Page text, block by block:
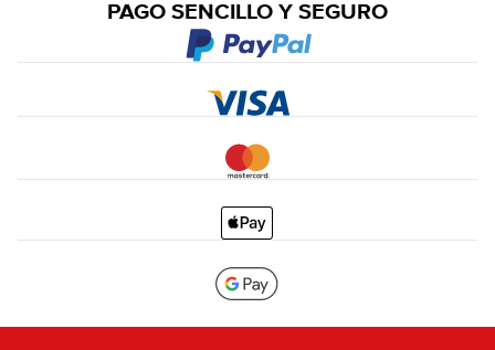
PAGO SENCILLO Y SEGURO